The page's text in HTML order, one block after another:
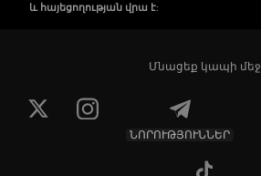
և հայեցողության վրա է:
Մնացեք կապի մեջ
ՆՈՐՈՒԹՅՈՒՆՆԵՐ